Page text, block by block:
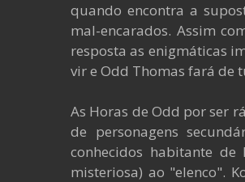
quando encontra a
mal-encarados. Assim
resposta as enigmáticas
vir e Odd Thomas fará de
As Horas de Odd por ser
de personagens
conhecidos habitante
misteriosa) ao "elenco".